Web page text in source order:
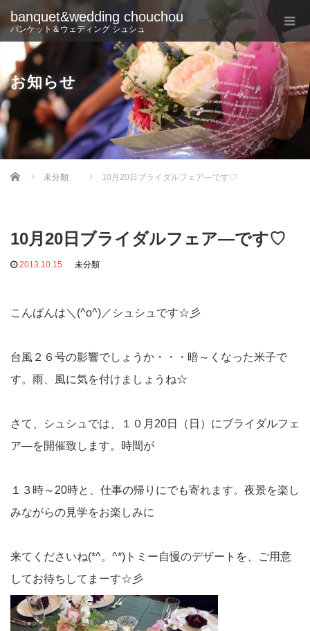
banquet&wedding chouchou
バンケット＆ウェディング シュシュ
お知らせ
Home 未分類 10月20日ブライダルフェア―です♡
10月20日ブライダルフェア―です♡
2013.10.15 未分類
こんばんは＼(^o^)／シュシュです☆彡
台風２６号の影響でしょうか・・・暗～くなった米子で
す。雨、風に気を付けましょうね☆
さて、シュシュでは、１０月20日（日）にブライダルフェ
ア―を開催致します。時間が
１３時～20時と、仕事の帰りにでも寄れます。夜景を楽し
みながらの見学をお楽しみに
来てくださいね(*^。^*)トミー自慢のデザートを、ご用意
してお待ちしてまーす☆彡